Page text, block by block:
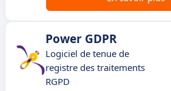
Power GDPR
Logiciel de tenue de
registre des traitements
RGPD